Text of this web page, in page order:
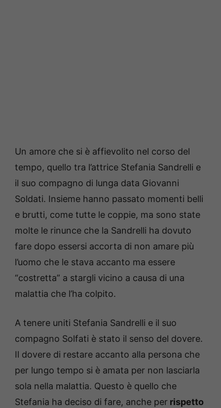
Un amore che si è affievolito nel corso del
tempo, quello tra l’attrice Stefania Sandrelli e
il suo compagno di lunga data Giovanni
Soldati. Insieme hanno passato momenti belli
e brutti, come tutte le coppie, ma sono state
molte le rinunce che la Sandrelli ha dovuto
fare dopo essersi accorta di non amare più
l’uomo che le stava accanto ma essere
“costretta” a stargli vicino a causa di una
malattia che l’ha colpito.
A tenere uniti Stefania Sandrelli e il suo
compagno Solfati è stato il senso del dovere.
Il dovere di restare accanto alla persona che
per lungo tempo si è amata per non lasciarla
sola nella malattia. Questo è quello che
Stefania ha deciso di fare, anche per rispetto